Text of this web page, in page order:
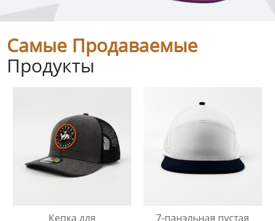
Самые Продаваемые
Продукты
Кепка для 7-панэльная пустая